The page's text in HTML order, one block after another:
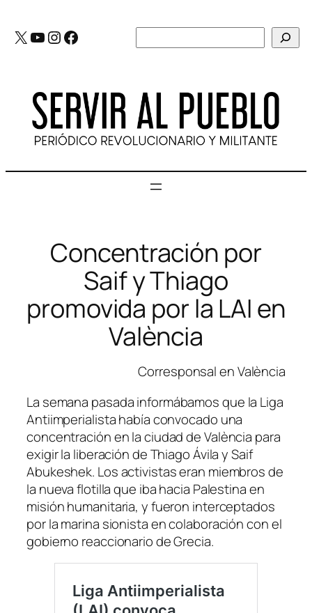
contenido
X YouTube
Instagram
Facebook
Concentración por
Saif y Thiago
promovida por la LAI en
València
Corresponsal en València
La semana pasada informábamos que la Liga
Antiimperialista había convocado una
concentración en la ciudad de València para
exigir la liberación de Thiago Ávila y Saif
Abukeshek. Los activistas eran miembros de
la nueva flotilla que iba hacia Palestina en
misión humanitaria, y fueron interceptados
por la marina sionista en colaboración con el
gobierno reaccionario de Grecia.